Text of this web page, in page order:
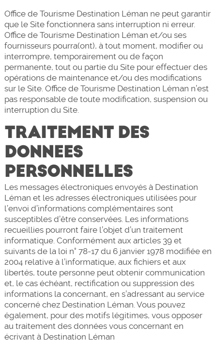
Office de Tourisme Destination Léman ne peut garantir
que le Site fonctionnera sans interruption ni erreur.
Office de Tourisme Destination Léman et/ou ses
fournisseurs pourra(ont), à tout moment, modifier ou
interrompre, temporairement ou de façon
permanente, tout ou partie du Site pour effectuer des
opérations de maintenance et/ou des modifications
sur le Site. Office de Tourisme Destination Léman n’est
pas responsable de toute modification, suspension ou
interruption du Site.
TRAITEMENT DES
DONNEES
PERSONNELLES
Les messages électroniques envoyés à Destination
Léman et les adresses électroniques utilisées pour
l’envoi d’informations complémentaires sont
susceptibles d’être conservées. Les informations
recueillies pourront faire l’objet d’un traitement
informatique. Conformément aux articles 39 et
suivants de la loi n° 78-17 du 6 janvier 1978 modifiée en
2004 relative à l’informatique, aux fichiers et aux
libertés, toute personne peut obtenir communication
et, le cas échéant, rectification ou suppression des
informations la concernant, en s’adressant au service
concerné chez Destination Léman. Vous pouvez
également, pour des motifs légitimes, vous opposer
au traitement des données vous concernant en
écrivant à Destination Léman